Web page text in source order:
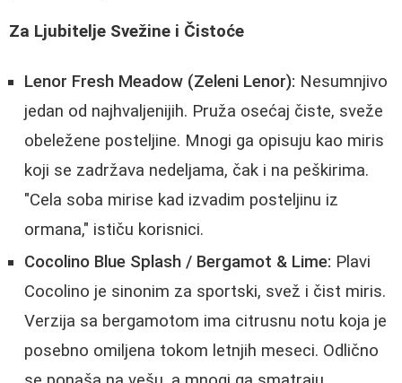
Za Ljubitelje Svežine i Čistoće
Lenor Fresh Meadow (Zeleni Lenor): Nesumnjivo
jedan od najhvaljenijih. Pruža osećaj čiste, sveže
obeležene posteljine. Mnogi ga opisuju kao miris
koji se zadržava nedeljama, čak i na peškirima.
"Cela soba mirise kad izvadim posteljinu iz
ormana," ističu korisnici.
Cocolino Blue Splash / Bergamot & Lime: Plavi
Cocolino je sinonim za sportski, svež i čist miris.
Verzija sa bergamotom ima citrusnu notu koja je
posebno omiljena tokom letnjih meseci. Odlično